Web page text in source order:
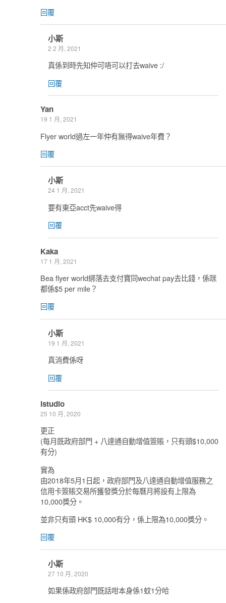
回覆
小斯
2 2 月, 2021
真係到時先知仲可唔可以打去waive :/
回覆
Yan
19 1 月, 2021
Flyer world過左一年仲有無得waive年費？
回覆
小斯
24 1 月, 2021
要有東亞acct先waive得
回覆
Kaka
17 1 月, 2021
Bea flyer world綁落去支付寶同wechat pay去比錢，係咪
都係$5 per mile？
回覆
小斯
19 1 月, 2021
真消費係呀
回覆
istudio
25 10 月, 2020
更正
(每月既政府部門 + 八達通自動增值簽賬，只有頭$10,000
有分)
實為
由2018年5月1日起，政府部門及八達通自動增值服務之
信用卡簽賬交易所獲發獎分於每曆月將設有上限為
10,000獎分。
並非只有頭 HK$ 10,000有分，係上限為10,000獎分。
回覆
小斯
27 10 月, 2020
如果係政府部門既話咁本身係1蚊1分哈